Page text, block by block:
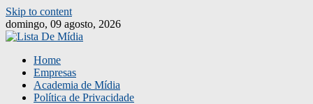
Skip to content
domingo, 09 agosto, 2026
Home
Empresas
Academia de Mídia
Política de Privacidade